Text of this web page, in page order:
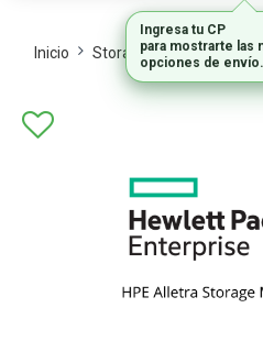
Inicio Storage
Ingresa tu CP
para mostrarte las
opciones de envío.